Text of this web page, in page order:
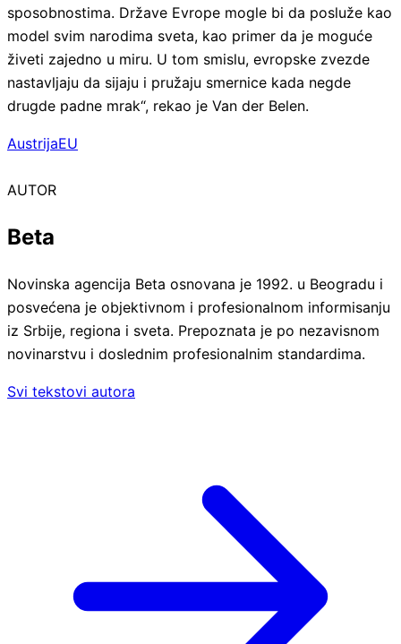
sposobnostima. Države Evrope mogle bi da posluže kao
model svim narodima sveta, kao primer da je moguće
živeti zajedno u miru. U tom smislu, evropske zvezde
nastavljaju da sijaju i pružaju smernice kada negde
drugde padne mrak“, rekao je Van der Belen.
AustrijaEU
AUTOR
Beta
Novinska agencija Beta osnovana je 1992. u Beogradu i
posvećena je objektivnom i profesionalnom informisanju
iz Srbije, regiona i sveta. Prepoznata je po nezavisnom
novinarstvu i doslednim profesionalnim standardima.
Svi tekstovi autora